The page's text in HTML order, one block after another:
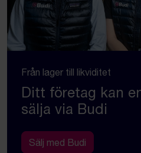
Från lager till likviditet
Ditt företag kan
sälja via Budi
Sälj med Budi